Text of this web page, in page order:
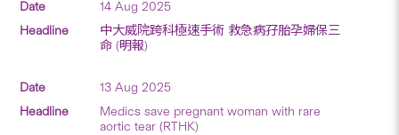
14 Aug 2025
中大威院跨科極速手術 救急病孖胎孕婦保三
命 (明報)
13 Aug 2025
Medics save pregnant woman with rare
aortic tear (RTHK)